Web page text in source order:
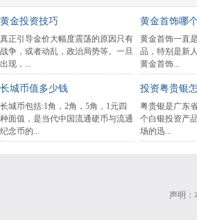
怎么炒黄金
中国古话说的好，运筹帷幄之中，决
胜千里之外。 炒黄金也是如此，把
一些基本...
如何做好
新手要如何
定投资者都
但是实...
怎么投资白银期货
现在投资白银的人越来越多，白银期
货也是热门品种之一。因此很多人关
注白银...
什么是
925银是国
银。925银
99银有所...
声明：